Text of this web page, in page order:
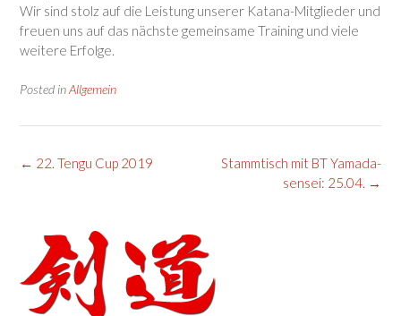
Wir sind stolz auf die Leistung unserer Katana-Mitglieder und
freuen uns auf das nächste gemeinsame Training und viele
weitere Erfolge.
Posted inAllgemein
Post
Stammtisch mit BT Yamada-
sensei: 25.04. →
← 22. Tengu Cup 2019